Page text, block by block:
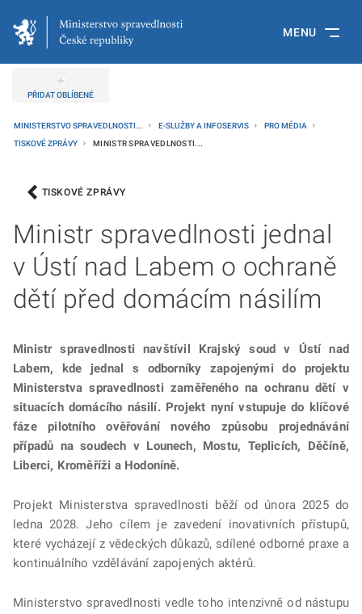
MENU
PŘIDAT OBLÍBENÉ
MINISTERSTVO SPRAVEDLNOSTI... E-SLUŽBY A INFOSERVIS
PRO MÉDIA
TISKOVÉ ZPRÁVY
MINISTR SPRAVEDLNOSTI...
TISKOVÉ ZPRÁVY
Ministr spravedlnosti jednal
v Ústí nad Labem o ochraně
dětí před domácím násilím
Ministr spravedlnosti navštívil Krajský soud v Ústí nad
Labem, kde jednal s odborníky zapojenými do projektu
Ministerstva spravedlnosti zaměřeného na ochranu dětí v
situacích domácího násilí. Projekt nyní vstupuje do klíčové
fáze pilotního ověřování nového způsobu projednávání
případů na soudech v Lounech, Mostu, Teplicích, Děčíně,
Liberci, Kroměříži a Hodoníně.
Projekt Ministerstva spravedlnosti běží od února 2025 do
ledna 2028. Jeho cílem je zavedení inovativních přístupů,
které vycházejí z vědeckých důkazů, sdílené odborné praxe a
kontinuálního vzdělávání zapojených aktérů.
Ministerstvo spravedlnosti vedle toho intenzivně od nástupu